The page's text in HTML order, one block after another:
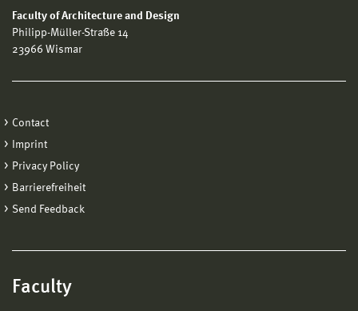
Faculty of Architecture and Design
Philipp-Müller-Straße 14
23966 Wismar
Contact
Imprint
Privacy Policy
Barrierefreiheit
Send Feedback
Faculty